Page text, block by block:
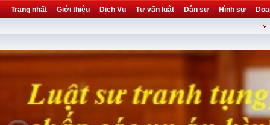
Trang nhất Giới thiệu Dịch Vụ Tư vấn luật Dân sự Hình sự